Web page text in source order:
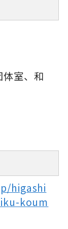
室、和
higashi
koum